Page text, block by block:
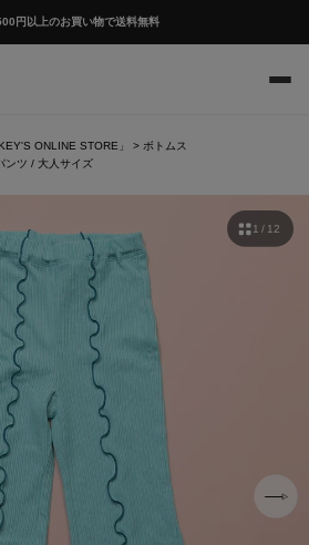
円以上のお買い物で送料無料
ONLINE STORE」
ボトムス
ンツ / 大人サイズ
1 / 12